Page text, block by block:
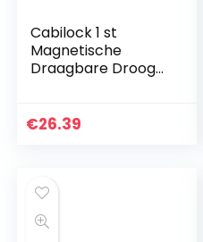
Cabilock 1 st
Magnetische
Draagbare Droog
Dubbelzijdig
€26.39